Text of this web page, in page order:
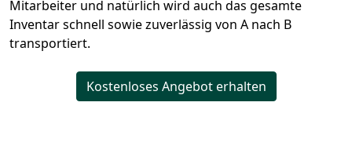
Mitarbeiter und natürlich wird auch das gesamte
Inventar schnell sowie zuverlässig von A nach B
transportiert.
Kostenloses Angebot erhalten